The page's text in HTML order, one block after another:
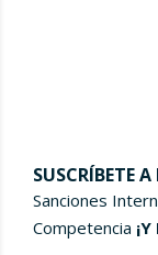
SUSCRÍBETE
Sanciones
Competencia